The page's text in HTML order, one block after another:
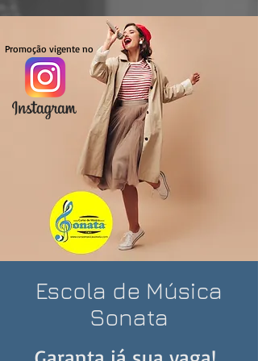
Promoção vigente no
Escola de Música
Sonata